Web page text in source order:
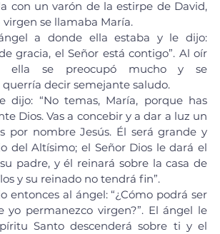
con un varón de la estirpe de David,
virgen se llamaba María.
gracia, el Señor está contigo”. Al oír
ella se preocupó mucho y se
decir semejante saludo.
Dios. Vas a concebir y a dar a luz un
por nombre Jesús. Él será grande y
del Altísimo; el Señor Dios le dará el
padre, y él reinará sobre la casa de
y su reinado no tendrá fin”.
yo permanezco virgen?”. El ángel le
Santo descenderá sobre ti y el